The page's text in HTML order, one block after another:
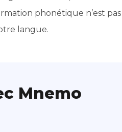
phonétique n’est
langue.
Mnemo